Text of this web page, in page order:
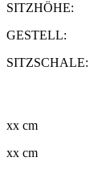
SITZHÖHE:
GESTELL:
SITZSCHALE:
xx cm
xx cm